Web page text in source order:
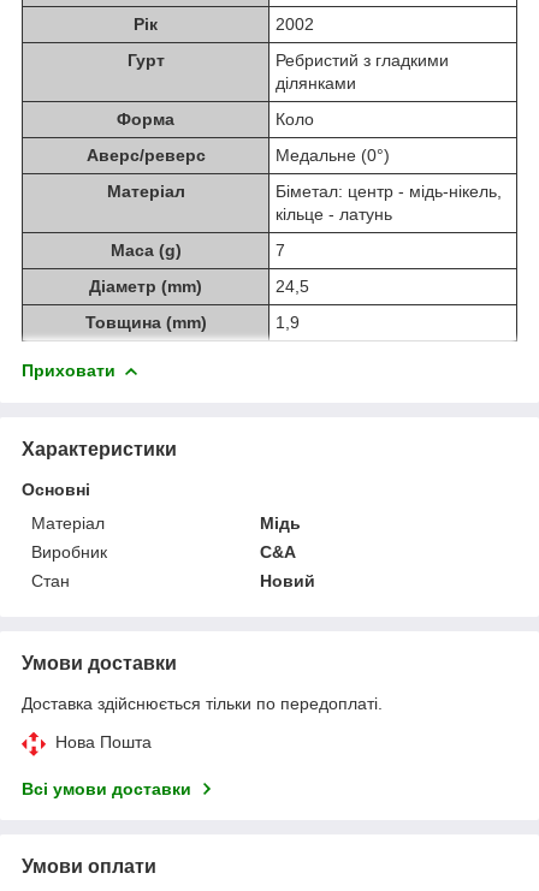
Рік
2002
Гурт
Ребристий з гладкими
ділянками
Форма
Коло
Аверс/реверс
Медальне (0°)
Матеріал
Біметал: центр - мідь-нікель,
кільце - латунь
Маса (g)
7
Діаметр (mm)
24,5
Товщина (mm)
1,9
Приховати
Характеристики
Основні
Матеріал
Мідь
Виробник
C&A
Стан
Новий
Умови доставки
Доставка здійснюється тільки по передоплаті.
Нова Пошта
Всі умови доставки
Умови оплати